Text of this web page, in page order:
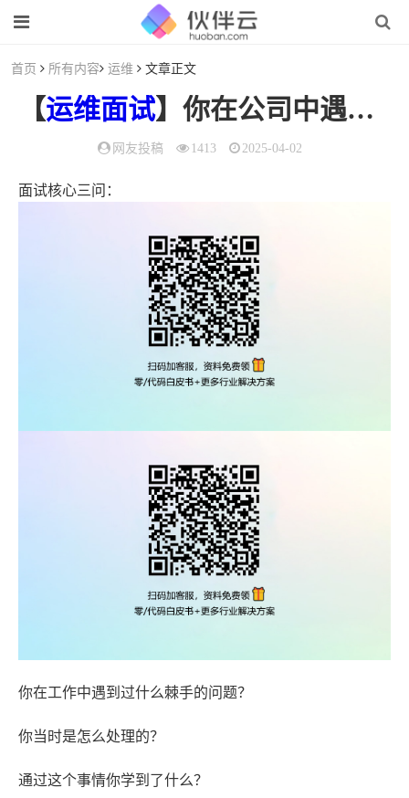
首页 所有内容 运维 文章正文
【运维面试】你在公司中遇到过什么样棘手的问题？
网友投稿 1413 2025-04-02
面试核心三问：
你在工作中遇到过什么棘手的问题？
你当时是怎么处理的？
通过这个事情你学到了什么？